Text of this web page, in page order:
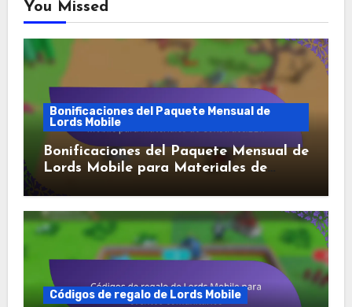
You Missed
Bonificaciones del Paquete Mensual de
Lords Mobile
Bonificaciones del Paquete Mensual de
Lords Mobile para Materiales de
Construcción
Códigos de regalo de Lords Mobile